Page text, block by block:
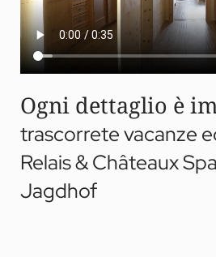
Ogni dettaglio è
trascorrete vacanze
Relais & Châteaux
Jagdhof